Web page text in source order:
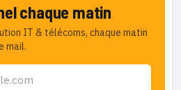
chaque matin
IT & télécoms, chaque matin
mail.